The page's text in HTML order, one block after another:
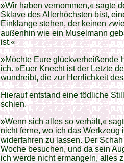
»Wir haben vernommen,« sagte
Sklave des Allerhöchsten bist,
Einklange stehen, der keinen
außenhin wie ein Muselmann
ist.«
»Möchte Eure glückverheißende
ich. »Euer Knecht ist der Letzte
wundreibt, die zur Herrlichkeit
Hierauf entstand eine tödliche
schien.
»Wenn sich alles so verhält,«
nicht ferne, wo ich das Werkzeug
widerfahren zu lassen. Der
Woche besuchen, und da sein
ich werde nicht ermangeln, alles